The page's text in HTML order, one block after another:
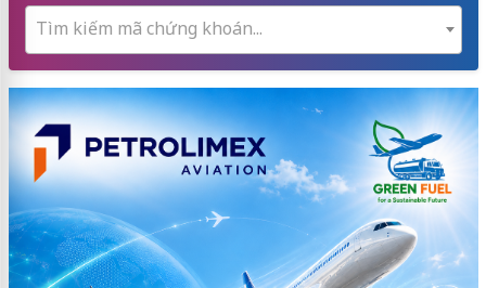
Tìm kiếm mã chứng khoán...